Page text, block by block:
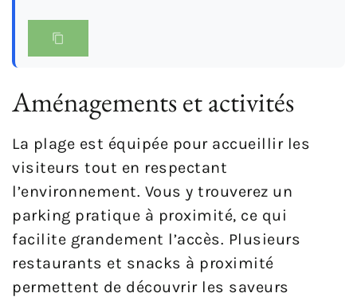
Aménagements et activités
La plage est équipée pour accueillir les
visiteurs tout en respectant
l’environnement. Vous y trouverez un
parking pratique à proximité, ce qui
facilite grandement l’accès. Plusieurs
restaurants et snacks à proximité
permettent de découvrir les saveurs